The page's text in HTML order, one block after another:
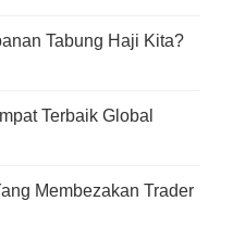
Tabung Haji Kita?
Terbaik Global
Membezakan Trader